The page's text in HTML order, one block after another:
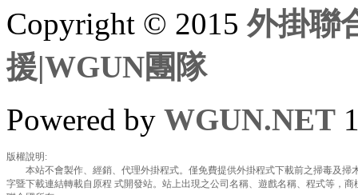
Copyright © 2015外掛聯
援|WGUN團隊
Powered by WGUN.NET
版權說明:
本站不會製作、經銷、代理外掛程式。僅免費提供外掛程式下載前之掃毒及掃
字暨下載連結轉載自原程 式開發站。站上出現之公司名稱、遊戲名稱、程式等，